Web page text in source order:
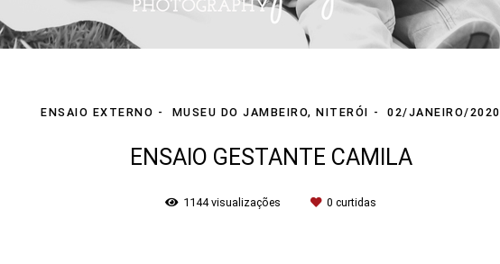
ENSAIO EXTERNO MUSEU DO JAMBEIRO, NITERÓI 02/JANEIRO/2020
ENSAIO GESTANTE CAMILA
1144visualizações 0 curtidas